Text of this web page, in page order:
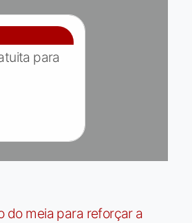
para
do meia para reforçar a